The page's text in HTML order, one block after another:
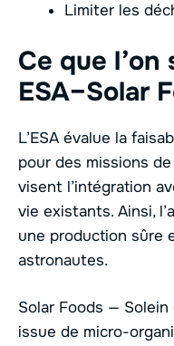
Limiter les
Ce que
ESA–Solar
L’ESA évalue la
pour des missions
visent l’intégration
vie existants. Ainsi,
une production sûre
astronautes.
Solar Foods —
issue de micro-